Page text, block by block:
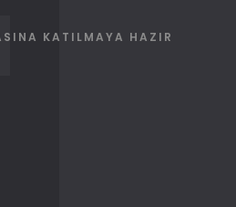
KATILMAYA HAZIR